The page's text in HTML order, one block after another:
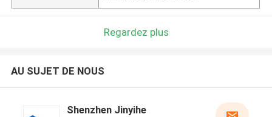
Regardez plus
AU SUJET DE NOUS
Shenzhen Jinyihe